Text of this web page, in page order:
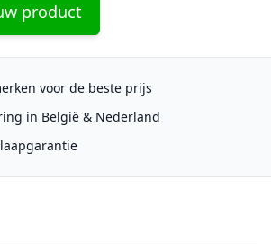
product
voor de beste prijs
in België & Nederland